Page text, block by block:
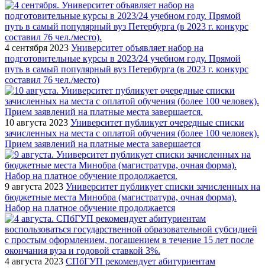
4 сентября 2023 Университет объявляет набор на
подготовительные курсы в 2023/24 учебном году. Прямой
путь в самый популярный вуз Петербурга (в 2023 г. конкурс
составил 76 чел./место)
10 августа 2023 Университет публикует очередные списки
зачисленных на места с оплатой обучения (более 100 человек).
Прием заявлений на платные места завершается
9 августа 2023 Университет публикует списки зачисленных на
бюджетные места Минобра (магистратура, очная форма).
Набор на платное обучение продолжается
4 августа 2023 СПбГУП рекомендует абитуриентам